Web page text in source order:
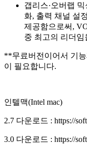
갭리스·오버랩 믹
화, 출력 채널 설
제공함으로써,
중 최고의 리더임
**무료버전이어서 기
이 필요합니다.
인텔맥(Intel mac)
2.7 다운로드 : https://
3.0 다운로드 : https://